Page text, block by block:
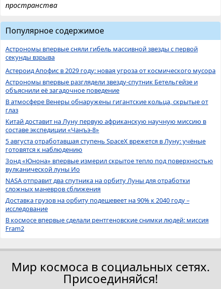
пространства
Популярное содержимое
Астрономы впервые сняли гибель массивной звезды с первой
секунды взрыва
Астероид Апофис в 2029 году: новая угроза от космического мусора
Астрономы впервые разглядели звезду-спутник Бетельгейзе и
объяснили её загадочное поведение
В атмосфере Венеры обнаружены гигантские кольца, скрытые от
глаз
Китай доставит на Луну первую африканскую научную миссию в
составе экспедиции «Чанъэ-8»
5 августа отработавшая ступень SpaceX врежется в Луну: учёные
готовятся к наблюдению
Зонд «Юнона» впервые измерил скрытое тепло под поверхностью
вулканической луны Ио
NASA отправит два спутника на орбиту Луны для отработки
сложных маневров сближения
Доставка грузов на орбиту подешевеет на 90% к 2040 году –
исследование
В космосе впервые сделали рентгеновские снимки людей: миссия
Fram2
Мир космоса в социальных сетях.
Присоединяйся!